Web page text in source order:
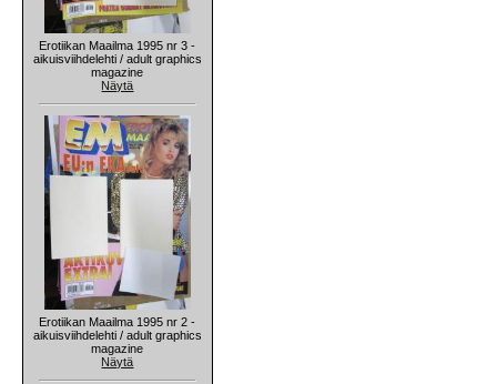
Erotiikan Maailma 1995 nr 3 -
aikuisviihdelehti / adult graphics
magazine
Näytä
Erotiikan Maailma 1995 nr 2 -
aikuisviihdelehti / adult graphics
magazine
Näytä